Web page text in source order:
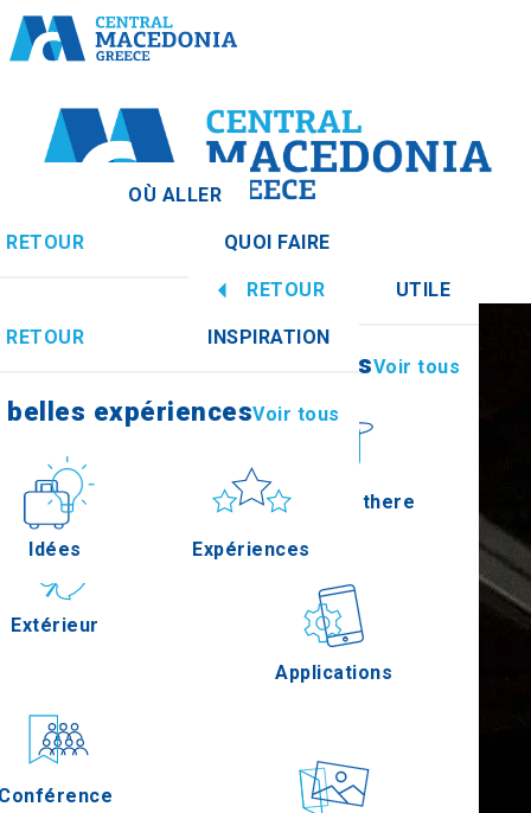
OÙ ALLER
Imathia
Serres
RETOUR QUOI FAIRE
Culture
Extérieur Gastronomie
RETOUR UTILE
InformationsVoir tous
How to get there
Applications
RETOUR INSPIRATION
belles expériencesVoir tous
Idées Expériences